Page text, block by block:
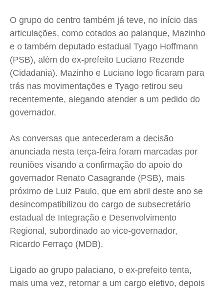
O grupo do centro também já teve, no início das
articulações, como cotados ao palanque, Mazinho
e o também deputado estadual Tyago Hoffmann
(PSB), além do ex-prefeito Luciano Rezende
(Cidadania). Mazinho e Luciano logo ficaram para
trás nas movimentações e Tyago retirou seu
recentemente, alegando atender a um pedido do
governador.
As conversas que antecederam a decisão
anunciada nesta terça-feira foram marcadas por
reuniões visando a confirmação do apoio do
governador Renato Casagrande (PSB), mais
próximo de Luiz Paulo, que em abril deste ano se
desincompatibilizou do cargo de subsecretário
estadual de Integração e Desenvolvimento
Regional, subordinado ao vice-governador,
Ricardo Ferraço (MDB).
Ligado ao grupo palaciano, o ex-prefeito tenta,
mais uma vez, retornar a um cargo eletivo, depois